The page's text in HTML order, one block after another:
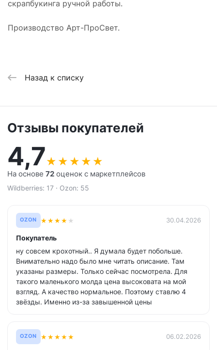
скрапбукинга ручной работы.
Производство Арт-ПроСвет.
Назад к списку
Отзывы покупателей
4,7★ ★ ★ ★ ★
На основе 72 оценок с маркетплейсов
Wildberries: 17 · Ozon: 55
OZON ★★★★ ★ 30.04.2026
Покупатель
ну совсем крохотный.. Я думала будет побольше.
Внимательно надо было мне читать описание. Там
указаны размеры. Только сейчас посмотрела. Для
такого маленького молда цена высоковата на мой
взгляд. А качество нормальное. Поэтому ставлю 4
звёзды. Именно из-за завышенной цены
OZON ★★★★★ 06.02.2026